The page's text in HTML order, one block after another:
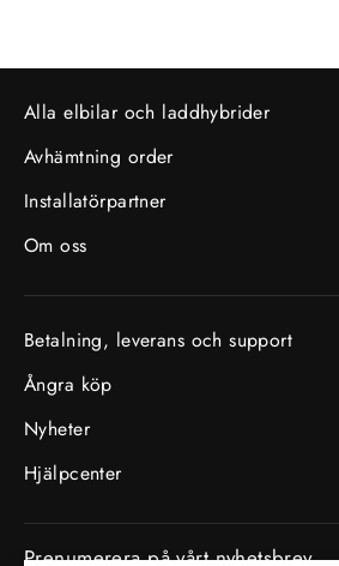
Alla elbilar och laddhybrider
Avhämtning order
Installatörpartner
Om oss
Betalning, leverans och support
Ångra köp
Nyheter
Hjälpcenter
Prenumerera på vårt nyhetsbrev